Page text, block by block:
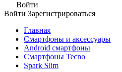
Войти
Войти Зарегистрироваться
Главная
Смартфоны и аксессуары
Android cмартфоны
Смартфоны Tecno
Spark Slim